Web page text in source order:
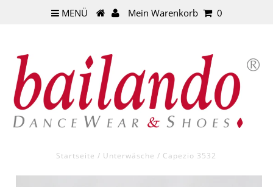
MENÜ Mein Warenkorb 0
Startseite / Unterwäsche / Capezio 3532